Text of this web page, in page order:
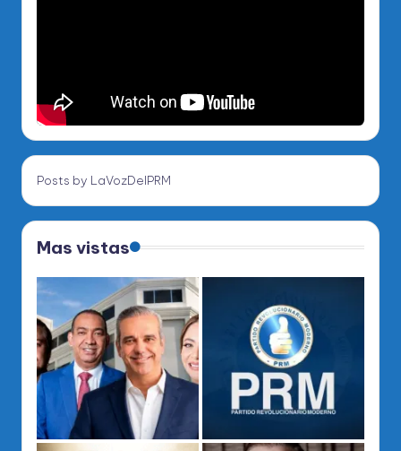
Posts by LaVozDelPRM
Mas vistas